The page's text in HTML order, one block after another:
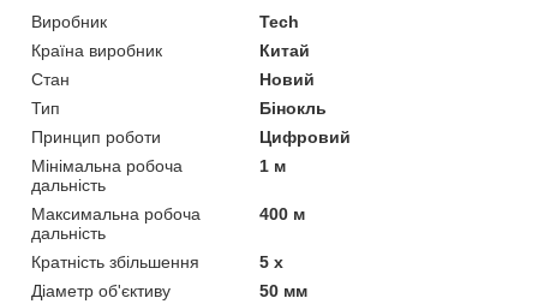
Виробник
Tech
Країна виробник
Китай
Стан
Новий
Тип
Бінокль
Принцип роботи
Цифровий
Мінімальна робоча
дальність
1 м
Максимальна робоча
дальність
400 м
Кратність збільшення
5 х
Діаметр об'єктиву
50 мм